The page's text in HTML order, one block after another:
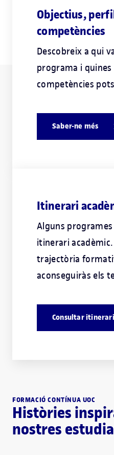
Objectius,
competències
Descobreix a qui
programa i quines
competències
Saber-ne més
Itinerari
Alguns
itinerari acadèmic.
trajectòria
aconseguiràs els
Consultar itinerari
FORMACIÓ CONTÍNUA UOC
Històries
nostres